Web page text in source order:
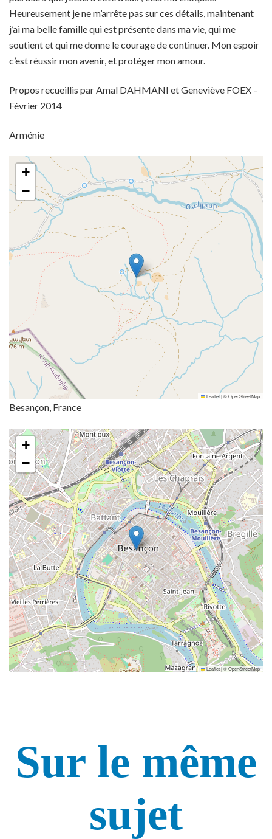
Heureusement je ne m’arrête pas sur ces détails, maintenant
j’ai ma belle famille qui est présente dans ma vie, qui me
soutient et qui me donne le courage de continuer. Mon espoir
c’est réussir mon avenir, et protéger mon amour.
Propos recueillis par Amal DAHMANI et Geneviève FOEX –
Février 2014
Arménie
+
−
Leaflet|©OpenStreetMap
Besançon, France
+
−
Leaflet|©OpenStreetMap
Sur le même
sujet